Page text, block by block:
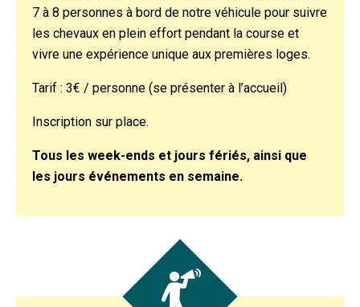
7 à 8 personnes à bord de notre véhicule pour suivre
les chevaux en plein effort pendant la course et
vivre une expérience unique aux premières loges.
Tarif : 3€ / personne (se présenter à l’accueil)
Inscription sur place.
Tous les week-ends et jours fériés, ainsi que
les jours événements en semaine.